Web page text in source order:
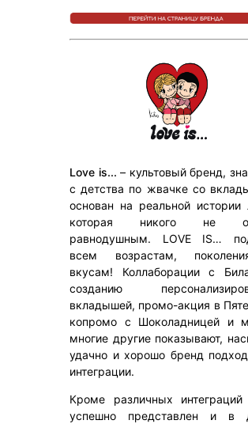
Love is... – культовый бренд,
с детства по жвачке со
основан на реальной истории
которая никого не
равнодушным. LOVE IS…
всем возрастам,
вкусам! Коллаборации с
созданию
вкладышей, промо-акция в
копромо с Шоколадницей и
многие другие показывают,
удачно и хорошо бренд
интеграции.
Кроме различных интеграций
успешно представлен и в